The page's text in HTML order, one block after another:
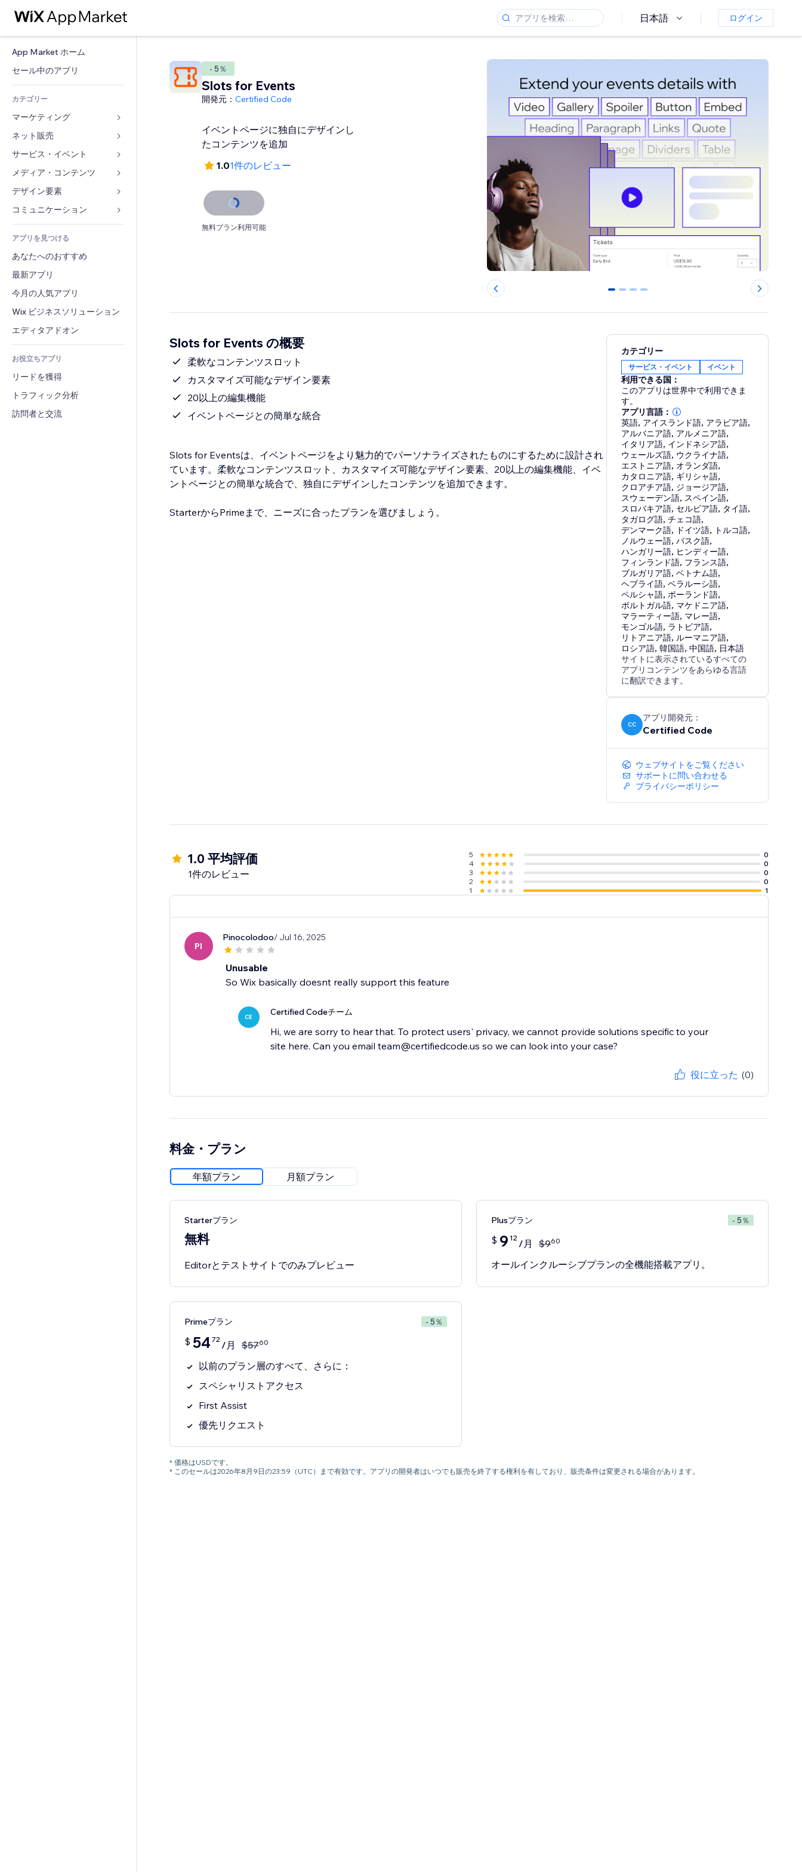
日本語 ログイン
App Market ホーム
セール中のアプリ
カテゴリー
マーケティング
広告
モバイル
アクセス解析
リスティング広告
メール
コンバージョン
ネット販売
ストア用アプリ
発送・配達
販売ボタン
会計
クーポン・特典
倉庫管理ソリューション
ドロップシッピング
食品・飲料
サービス・イベント
ホテル
イベント
レストラン
不動産
ブッキング
メディア・コンテンツ
ギャラリー
音楽
ポッドキャスト
写真
動画
PDF
ファイル共有
ニュース
デザイン要素
マップ・ナビ
プライバシー・セキュリティ
時計
ページテンプレート
画像効果
ボタン・メニュー
バナー・バッジ
電卓
検索
天気
チャート・テーブル
フォーム
ブログ
投票
チャット
コメント
電話
コミュニティィ
レビュー・お客さまの声
CRM
アプリを見つける
あなたへのおすすめ
最新アプリ
今月の人気アプリ
Wix ビジネスソリューション
エディタアドオン
お役立ちアプリ
リードを獲得
トラフィック分析
訪問者と交流
- 5％
Slots for Events
開発元： Certified Code
イベントページに独自にデザインし
たコンテンツを追加
1.01件のレビュー
無料プラン利用可能
0 1 2 3
Slots for Events の概要
柔軟なコンテンツスロット
カスタマイズ可能なデザイン要素
20以上の編集機能
イベントページとの簡単な統合
Slots for Eventsは、イベントページをより魅力的でパーソナライズされたものにするために設計され
ています。柔軟なコンテンツスロット、カスタマイズ可能なデザイン要素、20以上の編集機能、イベ
ントページとの簡単な統合で、独自にデザインしたコンテンツを追加できます。
StarterからPrimeまで、ニーズに合ったプランを選びましょう。
カテゴリー
サービス・イベント イベント
利用できる国：
このアプリは世界中で利用できま
す。
アプリ言語：
英語, アイスランド語, アラビア語,
アルバニア語, アルメニア語,
イタリア語, インドネシア語,
ウェールズ語, ウクライナ語,
エストニア語, オランダ語,
カタロニア語, ギリシャ語,
クロアチア語, ジョージア語,
スウェーデン語, スペイン語,
スロバキア語, セルビア語, タイ語,
タガログ語,チェコ語,
デンマーク語, ドイツ語, トルコ語,
ノルウェー語,バスク語,
ハンガリー語, ヒンディー語,
フィンランド語, フランス語,
ブルガリア語,ベトナム語,
ヘブライ語,ベラルーシ語,
ペルシャ語, ポーランド語,
ポルトガル語, マケドニア語,
マラーティー語, マレー語,
モンゴル語, ラトビア語,
リトアニア語, ルーマニア語,
ロシア語,韓国語,中国語, 日本語
サイトに表示されているすべての
アプリコンテンツをあらゆる言語
に翻訳できます。
CC
アプリ開発元：
Certified Code
ウェブサイトをご覧ください
サポートに問い合わせる
プライバシーポリシー
1.0 平均評価
1件のレビュー
5
0
4
0
3
0
2
0
1
1
PI
Pinocolodoo/ Jul 16, 2025
Unusable
So Wix basically doesnt really support this feature
CE Certified Codeチーム
Hi, we are sorry to hear that. To protect users' privacy, we cannot provide solutions specific to your
site here. Can you email team@certifiedcode.us so we can look into your case?
役に立った (0)
料金・プラン
年額プラン 月額プラン
Starterプラン
無料
Editorとテストサイトでのみプレビュー
Plusプラン - 5％
$ 9 12 /月 $960
オールインクルーシブプランの全機能搭載アプリ。
Primeプラン - 5％
$ 54 72 /月 $5760
以前のプラン層のすべて、さらに：
スペシャリストアクセス
First Assist
優先リクエスト
* 価格はUSDです。
* このセールは2026年8月9日の23:59（UTC）まで有効です。アプリの開発者はいつでも販売を終了する権利を有しており、販売条件は変更される場合があります。